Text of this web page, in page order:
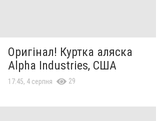
Оригінал! Куртка аляска
Alpha Industries, США
17:45, 4 серпня 29